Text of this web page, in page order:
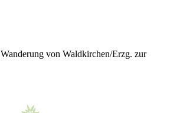
Wanderung von Waldkirchen/Erzg. zur